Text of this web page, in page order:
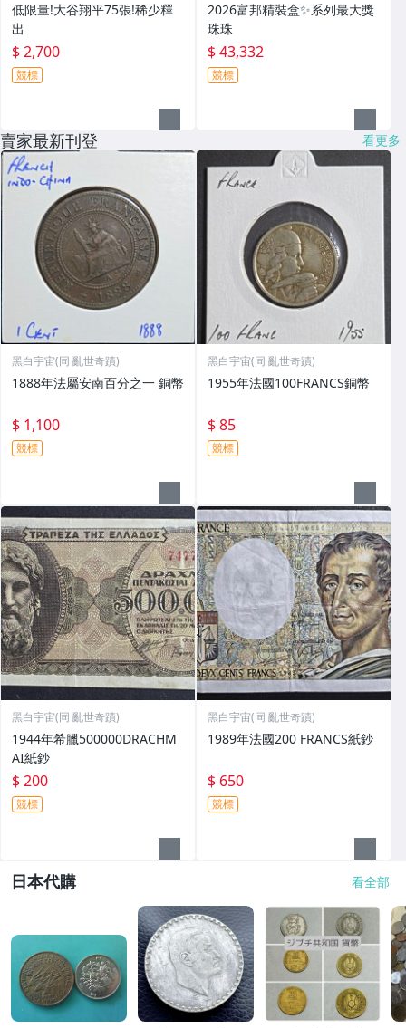
低限量!大谷翔平75張!稀少釋
出
$ 2,700
競標
2026富邦精裝盒✨系列最大獎
珠珠
$ 43,332
競標
賣家最新刊登 看更多
黑白宇宙(同 亂世奇蹟)
1888年法屬安南百分之一 銅幣
$ 1,100
競標
黑白宇宙(同 亂世奇蹟)
1955年法國100FRANCS銅幣
$ 85
競標
黑白宇宙(同 亂世奇蹟)
1944年希臘500000DRACHM
AI紙鈔
$ 200
競標
黑白宇宙(同 亂世奇蹟)
1989年法國200 FRANCS紙鈔
$ 650
競標
日本代購 看全部